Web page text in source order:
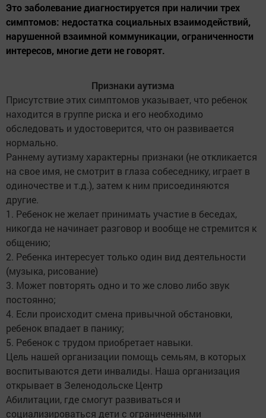
Это заболевание диагностируется при наличии трех
симптомов: недостатка социальных взаимодействий,
нарушенной взаимной коммуникации, ограниченности
интересов, многие дети не говорят.
Признаки аутизма
Присутствие этих симптомов указывает, что ребенок
находится в группе риска и его необходимо
обследовать и удостоверится, что он развивается
нормально.
Раннему аутизму характерны признаки (не откликается
на свое имя, не смотрит в глаза собеседнику, играет в
одиночестве и т.д.), затем к ним присоединяются
другие.
1. Ребенок не желает принимать участие в беседах,
никогда не начинает разговор и вообще не стремится к
общению;
2. Ребенка интересует только один вид деятельности
(музыка, рисование)
3. Может повторять одно и то же слово либо звук
постоянно;
4. Если происходит смена привычной обстановки,
ребенок впадает в панику;
5. Ребенок с трудом приобретает навыки.
Цель нашей организации помощь семьям, в которых
воспитываются дети инвалиды. Наша организация
открывает в Зеленодольске Центр
Абилитации, где смогут развиваться и
социализироваться дети с ограниченными